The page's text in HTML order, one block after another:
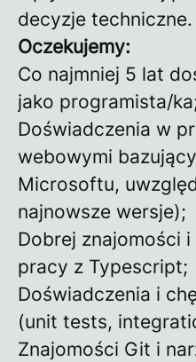
decyzje techniczne.
Oczekujemy:
Co najmniej 5 lat
jako programista/
Doświadczenia w
webowymi
Microsoftu,
najnowsze wersje);
Dobrej znajomości
pracy z Typescript;
Doświadczenia i
(unit tests,
Znajomości Git i